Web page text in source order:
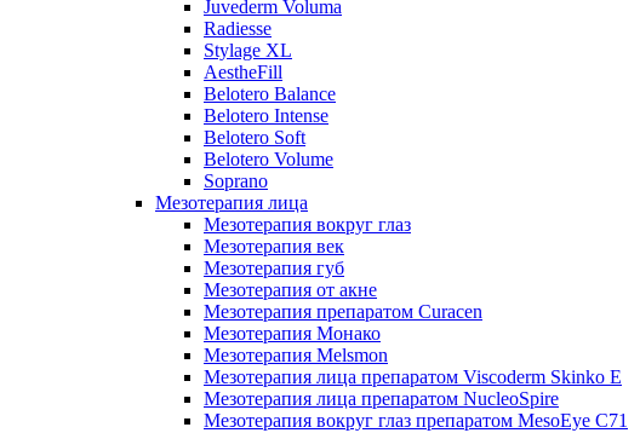
Juvederm Voluma
Radiesse
Stylage XL
AestheFill
Belotero Balance
Belotero Intense
Belotero Soft
Belotero Volume
Soprano
Мезотерапия лица
Мезотерапия вокруг глаз
Мезотерапия век
Мезотерапия губ
Мезотерапия от акне
Мезотерапия препаратом Curacen
Мезотерапия Монако
Мезотерапия Melsmon
Мезотерапия лица препаратом Viscoderm Skinko E
Мезотерапия лица препаратом NucleoSpire
Мезотерапия вокруг глаз препаратом MesoEye С71